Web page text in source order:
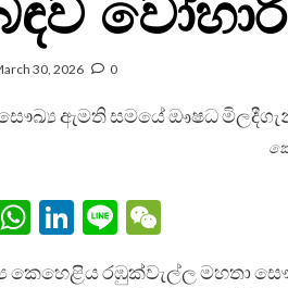
30, 2026 0
WhatsApp
LinkedIn
LineWeChat
කෙහෙළිය රඹුක්වැල්ල මහතා